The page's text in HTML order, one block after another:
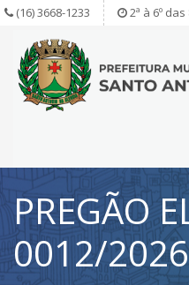
(16) 3668-1233 2ª à 6º
PREGÃO
0012/2026